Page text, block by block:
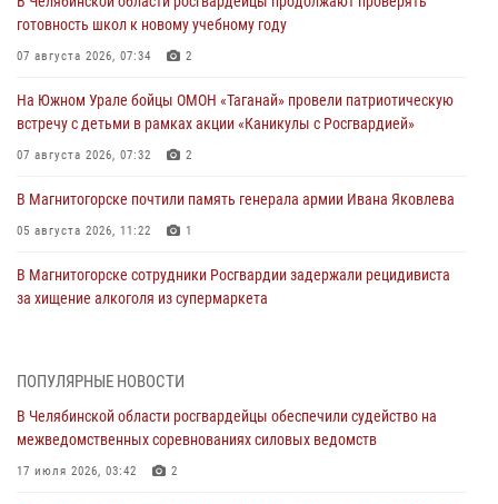
готовность школ к новому учебному году
07 августа 2026, 07:34 2
На Южном Урале бойцы ОМОН «Таганай» провели патриотическую
встречу с детьми в рамках акции «Каникулы с Росгвардией»
07 августа 2026, 07:32 2
В Магнитогорске почтили память генерала армии Ивана Яковлева
05 августа 2026, 11:22 1
В Магнитогорске сотрудники Росгвардии задержали рецидивиста
за хищение алкоголя из супермаркета
На Южном Урале спецназ Росгвардии провел военно-полевые
Росгвардейцы задержали трёх магазинных воров в Челябинске
ПОПУЛЯРНЫЕ НОВОСТИ
В Челябинской области росгвардейцы обеспечили судейство на
межведомственных соревнованиях силовых ведомств
17 июля 2026, 03:42 2